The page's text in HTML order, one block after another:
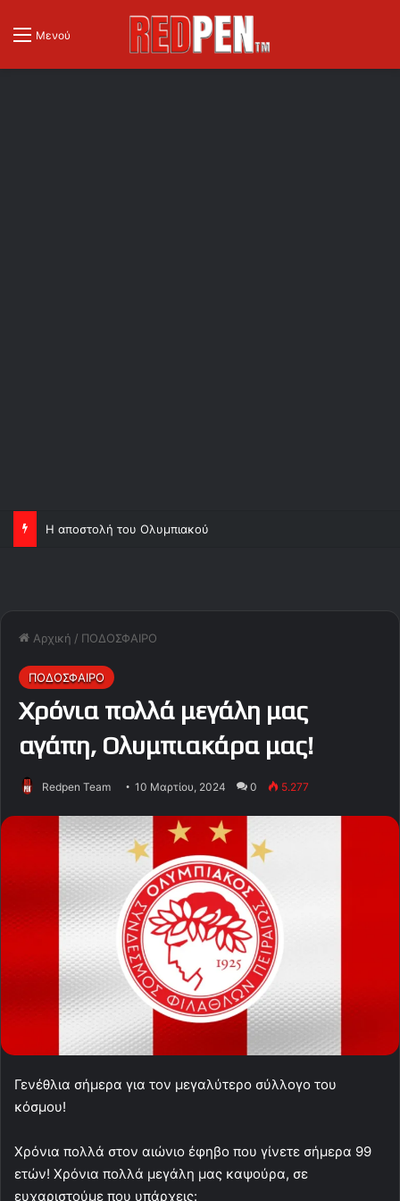
Μενού
Η αποστολή του Ολυμπιακού
Αρχική / ΠΟΔΟΣΦΑΙΡΟ
ΠΟΔΟΣΦΑΙΡΟ
Χρόνια πολλά μεγάλη μας
αγάπη, Ολυμπιακάρα μας!
Redpen Team 10 Μαρτίου, 2024 0 5.277
Γενέθλια σήμερα για τον μεγαλύτερο σύλλογο του
κόσμου!
Χρόνια πολλά στον αιώνιο έφηβο που γίνετε σήμερα 99
ετών! Χρόνια πολλά μεγάλη μας καψούρα, σε
ευχαριστούμε που υπάρχεις: